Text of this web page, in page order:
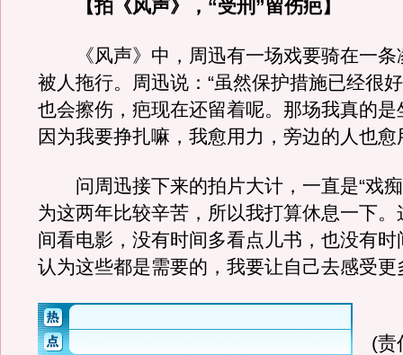
【拍《风声》，“受刑”留伤疤】
《风声》中，周迅有一场戏要骑在一条
被人拖行。周迅说：“虽然保护措施已经很
也会擦伤，疤现在还留着呢。那场我真的是
因为我要挣扎嘛，我愈用力，旁边的人也愈
问周迅接下来的拍片大计，一直是“戏痴
为这两年比较辛苦，所以我打算休息一下。
间看电影，没有时间多看点儿书，也没有时
认为这些都是需要的，我要让自己去感受更
(责